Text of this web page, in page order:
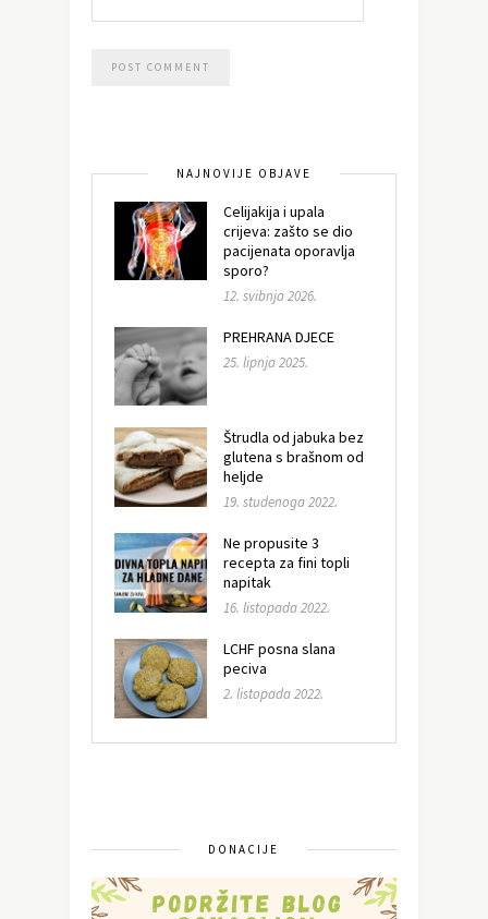
NAJNOVIJE OBJAVE
Celijakija i upala
crijeva: zašto se dio
pacijenata oporavlja
sporo?
12. svibnja 2026.
PREHRANA DJECE
25. lipnja 2025.
Štrudla od jabuka bez
glutena s brašnom od
heljde
19. studenoga 2022.
Ne propusite 3
recepta za fini topli
napitak
16. listopada 2022.
LCHF posna slana
peciva
2. listopada 2022.
DONACIJE